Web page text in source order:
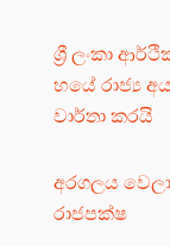
ශ්‍රී ලංකා
හයේ රාජ්‍ය
වාර්තා කරයි
අරගලය
රාජපක්ෂ